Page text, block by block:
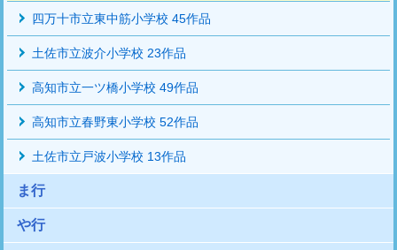
四万十市立東中筋小学校 45作品
土佐市立波介小学校 23作品
高知市立一ツ橋小学校 49作品
高知市立春野東小学校 52作品
土佐市立戸波小学校 13作品
ま行
や行